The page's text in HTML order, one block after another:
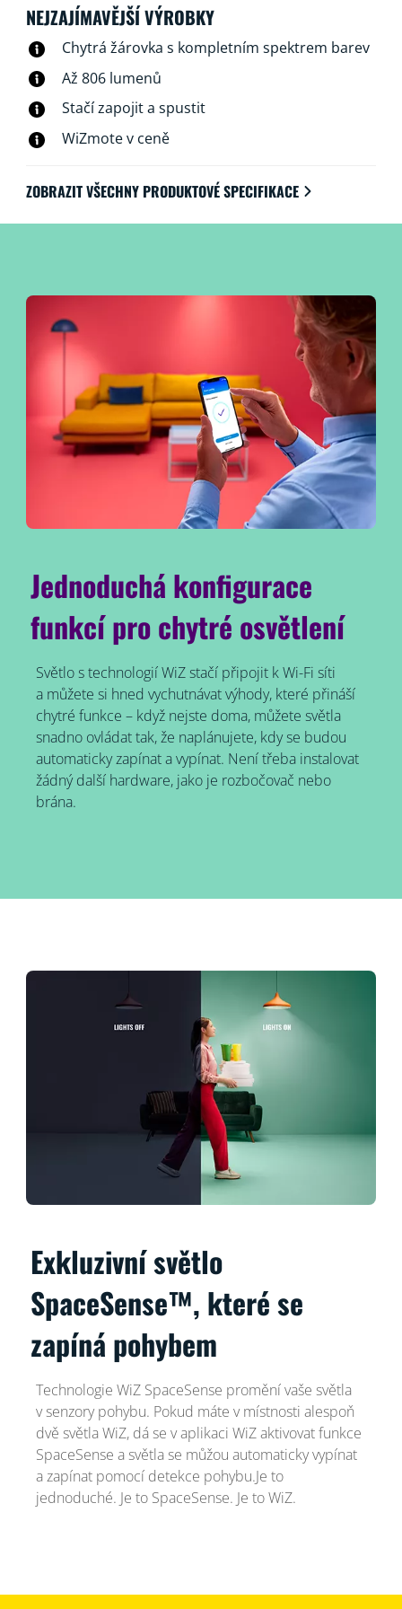
připojí ke stávající síti Wi-Fi, není zapotřebí žádný další
NEJZAJÍMAVĚJŠÍ VÝROBKY
Chytrá žárovka s kompletním spektrem barev
Až 806 lumenů
Stačí zapojit a spustit
WiZmote v ceně
ZOBRAZIT VŠECHNY PRODUKTOVÉ SPECIFIKACE
Jednoduchá konfigurace
funkcí pro chytré osvětlení
Světlo s technologií WiZ stačí připojit k Wi-Fi síti
a můžete si hned vychutnávat výhody, které přináší
chytré funkce – když nejste doma, můžete světla
snadno ovládat tak, že naplánujete, kdy se budou
automaticky zapínat a vypínat. Není třeba instalovat
žádný další hardware, jako je rozbočovač nebo
brána.
Exkluzivní světlo
SpaceSense™, které se
zapíná pohybem
Technologie WiZ SpaceSense promění vaše světla
v senzory pohybu. Pokud máte v místnosti alespoň
dvě světla WiZ, dá se v aplikaci WiZ aktivovat funkce
SpaceSense a světla se můžou automaticky vypínat
a zapínat pomocí detekce pohybu.Je to
jednoduché. Je to SpaceSense. Je to WiZ.